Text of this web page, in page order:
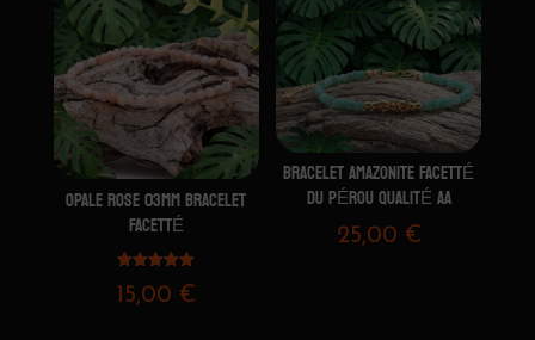
OPALE ROSE 03MM BRACELET
FACETTÉ
5.00
sur 5
15,00 €
BRACELET AMAZONITE FACETTÉ
DU PÉROU QUALITÉ AA
25,00 €